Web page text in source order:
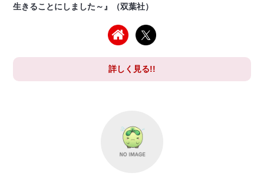
生きることにしました～』（双葉社）
詳しく見る!!